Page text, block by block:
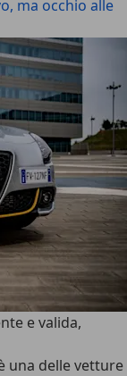
ma occhio alle
e valida,
una delle vetture